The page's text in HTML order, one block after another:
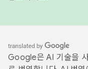
Google은 AI 기술을